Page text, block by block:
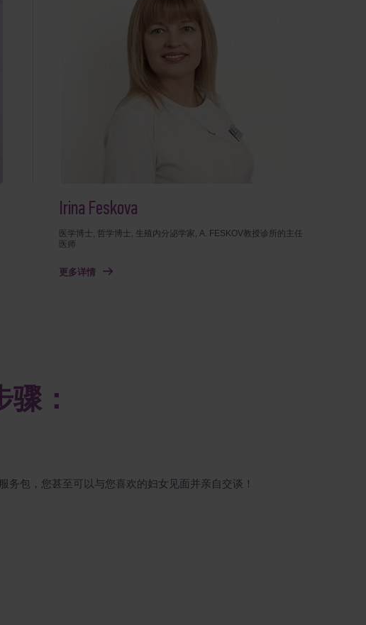
Irina Feskova
医学博士, 哲学博士, 生殖内分泌学家, A. FESKOV教授诊所的主任
医师
更多详情
：
务包，您甚至可以与您喜欢的妇女见面并亲自交谈！